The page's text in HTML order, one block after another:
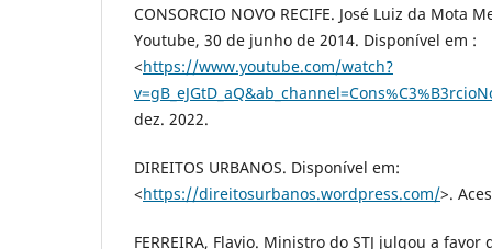
CONSORCIO NOVO RECIFE. José Luiz da Mota
Youtube, 30 de junho de 2014. Disponível em :
<https://www.youtube.com/watch?
dez. 2022.
DIREITOS URBANOS. Disponível em:
<https://direitosurbanos.wordpress.com/>.
FERREIRA, Flavio. Ministro do STJ julgou a